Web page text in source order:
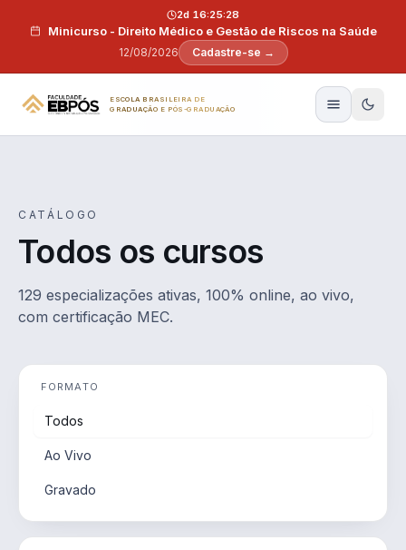
Minicurso - Direito Médico e Gestão de Riscos na Saúde
12/08/2026
2d 16:25:27
Cadastre-se →
ESCOLA BRASILEIRA DE
GRADUAÇÃO E PÓS-GRADUAÇÃO
CATÁLOGO
Todos os cursos
129 especializações ativas, 100% online, ao vivo,
com certificação MEC.
FORMATO
Todos
Ao Vivo
Gravado